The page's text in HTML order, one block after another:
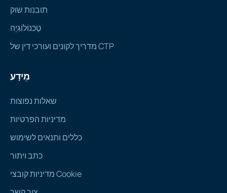
תובנות שוק
טֶכנוֹלוֹגִיָה
מדריך לקונים ועורכי דין של CTP
מֵידָע
שאלות נפוצות
מדיניות הפרטיות
כללים ותנאים לשימוש
כתב ויתור
מדיניות קובצי Cookie